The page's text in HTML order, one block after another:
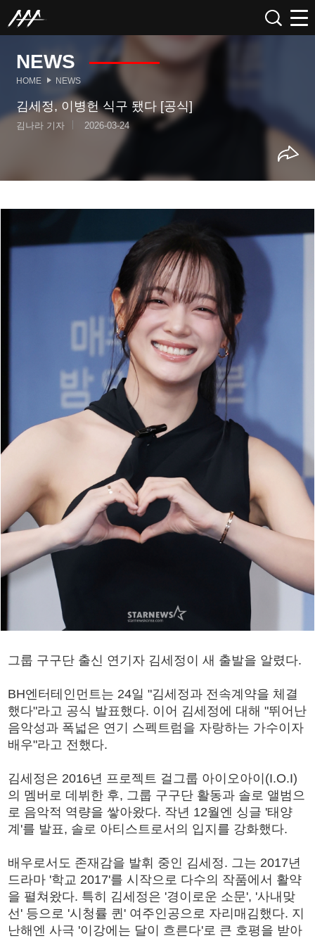
NEWS
HOME NEWS
김세정, 이병헌 식구 됐다 [공식]
김나라 기자 2026-03-24
그룹 구구단 출신 연기자 김세정이 새 출발을 알렸다.
BH엔터테인먼트는 24일 "김세정과 전속계약을 체결
했다"라고 공식 발표했다. 이어 김세정에 대해 "뛰어난
음악성과 폭넓은 연기 스펙트럼을 자랑하는 가수이자
배우"라고 전했다.
김세정은 2016년 프로젝트 걸그룹 아이오아이(I.O.I)
의 멤버로 데뷔한 후, 그룹 구구단 활동과 솔로 앨범으
로 음악적 역량을 쌓아왔다. 작년 12월엔 싱글 '태양
계'를 발표, 솔로 아티스트로서의 입지를 강화했다.
배우로서도 존재감을 발휘 중인 김세정. 그는 2017년
드라마 '학교 2017'를 시작으로 다수의 작품에서 활약
을 펼쳐왔다. 특히 김세정은 '경이로운 소문', '사내맞
선' 등으로 '시청률 퀸' 여주인공으로 자리매김했다. 지
난해엔 사극 '이강에는 달이 흐른다'로 큰 호평을 받아